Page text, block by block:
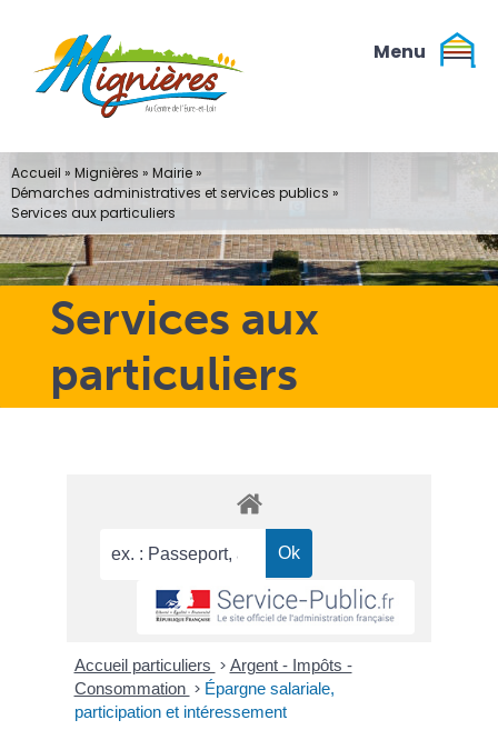
contenu
Services aux
particuliers
Accueil » Mignières » Mairie»
Démarches administratives et services publics »
Services aux particuliers
Accueil particuliers > Argent - Impôts -
Consommation > Épargne salariale,
participation et intéressement